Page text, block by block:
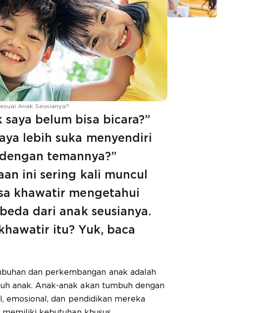
Anak Seusianya?
belum bisa bicara?”
lebih suka menyendiri
temannya?”
ini sering kali muncul
khawatir mengetahui
dari anak seusianya.
itu? Yuk, baca
dan perkembangan anak adalah
anak. Anak-anak akan tumbuh dengan
emosional, dan pendidikan mereka